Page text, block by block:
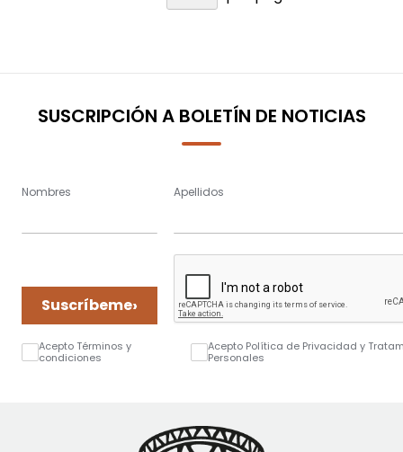
SUSCRIPCIÓN A BOLETÍN DE NOTICIAS
Nombres Apellidos
Suscríbeme›
Acepto Términos y
condiciones
Acepto Política de Privacidad y
Personales